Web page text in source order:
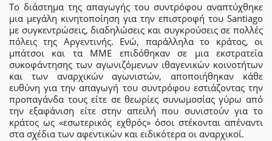
Το διάστημα της απαγωγής του συντρόφου αναπτύχθηκε
μια μεγάλη κινητοποίηση για την επιστροφή του Santiago
με συγκεντρώσεις, διαδηλώσεις και συγκρούσεις σε πολλές
πόλεις της Αργεντινής. Ενώ, παράλληλα το κράτος, οι
μπάτσοι και τα ΜΜΕ επιδόθηκαν σε μια εκστρατεία
συκοφάντησης των αγωνιζόμενων ιθαγενικών κοινοτήτων
και των αναρχικών αγωνιστών, αποποιήθηκαν κάθε
ευθύνη για την απαγωγή του συντρόφου εστιάζοντας την
προπαγάνδα τους είτε σε θεωρίες συνωμοσίας γύρω από
την εξαφάνιση είτε στην απειλή που συνιστούν για το
κράτος ως «εσωτερικός εχθρός» όσοι στέκονται απέναντι
στα σχέδια των αφεντικών και ειδικότερα οι αναρχικοί.